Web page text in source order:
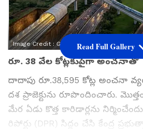
Image Credit :Gemini AI
రూ. 38 వేల కోట్ల‌కుపైగా అంచ‌నాతో
దాదాపు రూ.38,595 కోట్ల అంచనా
దశ ప్రాజెక్టును రూపొందించారు.
మేర ఏడు కొత్త కారిడార్లను
రిపోర్టు (DPR) సిద్ధం చేసి కేంద్ర
Read Full Gallery